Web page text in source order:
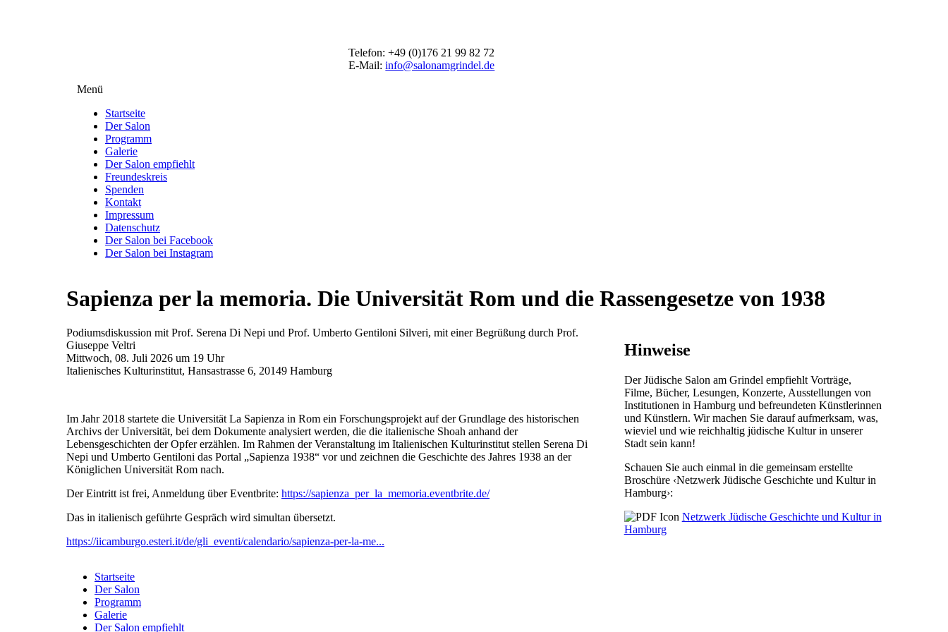
Telefon: +49 (0)176 21 99 82 72
E-Mail:info@salonamgrindel.de
Menü
Startseite
Der Salon
Programm
Galerie
Der Salon empfiehlt
Freundeskreis
Spenden
Kontakt
Impressum
Datenschutz
Der Salon bei Facebook
Der Salon bei Instagram
Sapienza per la memoria. Die Universität Rom und die Rassengesetze von 1938
Podiumsdiskussion mit Prof. Serena Di Nepi und Prof. Umberto Gentiloni Silveri, mit einer Begrüßung durch Prof.
Giuseppe Veltri
Mittwoch, 08. Juli 2026 um 19 Uhr
Italienisches Kulturinstitut, Hansastrasse 6, 20149 Hamburg
Im Jahr 2018 startete die Universität La Sapienza in Rom ein Forschungsprojekt auf der Grundlage des historischen
Archivs der Universität, bei dem Dokumente analysiert werden, die die italienische Shoah anhand der
Lebensgeschichten der Opfer erzählen. Im Rahmen der Veranstaltung im Italienischen Kulturinstitut stellen Serena Di
Nepi und Umberto Gentiloni das Portal „Sapienza 1938“ vor und zeichnen die Geschichte des Jahres 1938 an der
Königlichen Universität Rom nach.
Der Eintritt ist frei, Anmeldung über Eventbrite: https://sapienza_per_la_memoria.eventbrite.de/
Das in italienisch geführte Gespräch wird simultan übersetzt.
https://iicamburgo.esteri.it/de/gli_eventi/calendario/sapienza-per-la-me...
Hinweise
Der Jüdische Salon am Grindel empfiehlt Vorträge,
Filme, Bücher, Lesungen, Konzerte, Ausstellungen von
Institutionen in Hamburg und befreundeten Künstlerinnen
und Künstlern. Wir machen Sie darauf aufmerksam, was,
wieviel und wie reichhaltig jüdische Kultur in unserer
Stadt sein kann!
Schauen Sie auch einmal in die gemeinsam erstellte
Broschüre ‹Netzwerk Jüdische Geschichte und Kultur in
Hamburg›:
Netzwerk Jüdische Geschichte und Kultur in
Hamburg
Startseite
Der Salon
Programm
Galerie
Der Salon empfiehlt